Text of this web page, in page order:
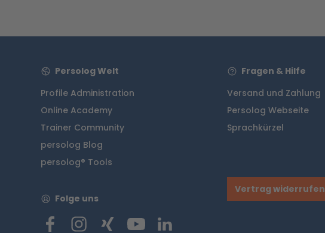
Persolog Welt
Profile Administration
Online Academy
Trainer Community
persolog Blog
persolog® Tools
Folge uns
Fragen & Hilfe
Versand und Zahlung
Persolog Webseite
Sprachkürzel
Vertrag widerrufen